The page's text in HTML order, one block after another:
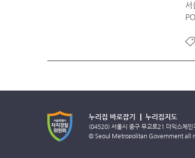
서
누리집 바로잡기 누리집지도
(04520) 서울시 중구 무교로21 더익스체
© Seoul Metropolitan Government all